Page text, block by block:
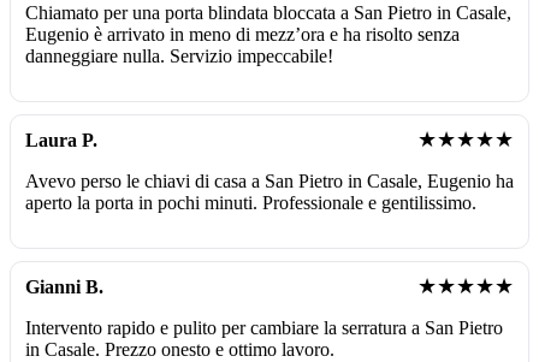
Chiamato per una porta blindata bloccata a San Pietro in Casale,
Eugenio è arrivato in meno di mezz’ora e ha risolto senza
danneggiare nulla. Servizio impeccabile!
Laura P. ★★★★★
Avevo perso le chiavi di casa a San Pietro in Casale, Eugenio ha
aperto la porta in pochi minuti. Professionale e gentilissimo.
Gianni B. ★★★★★
Intervento rapido e pulito per cambiare la serratura a San Pietro
in Casale. Prezzo onesto e ottimo lavoro.